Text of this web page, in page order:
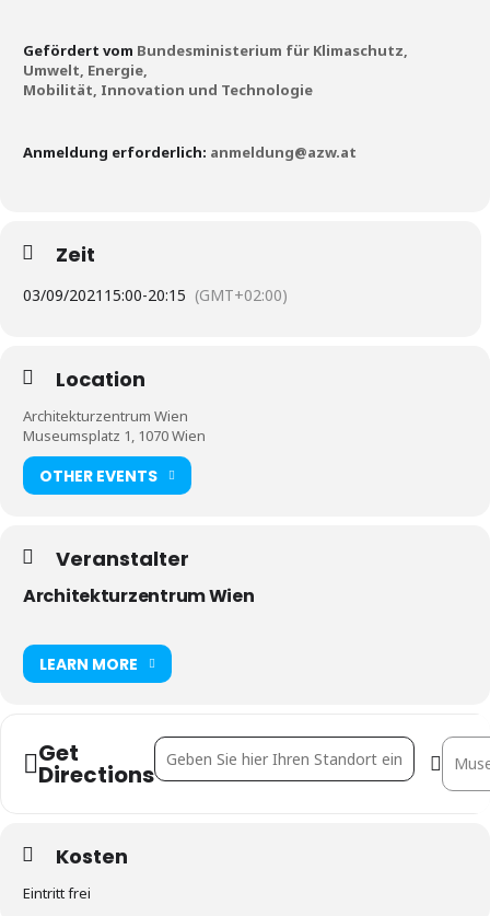
Gefördert vom Bundesministerium für Klimaschutz,
Umwelt, Energie,
Mobilität, Innovation und Technologie
Anmeldung erforderlich: anmeldung@azw.at
Zeit
03/09/2021 15:00-20:15 (GMT+02:00)
Location
Architekturzentrum Wien
Museumsplatz 1, 1070 Wien
OTHER EVENTS
Veranstalter
Architekturzentrum Wien
LEARN MORE
Get
Directions
Address - Planet Matters [aEfKIMGZI]
Kosten
Eintritt frei